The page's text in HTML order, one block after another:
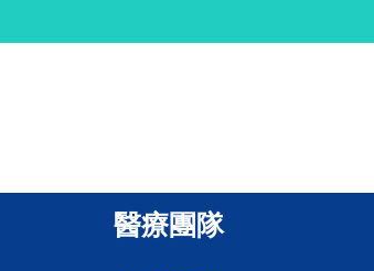
醫療團隊